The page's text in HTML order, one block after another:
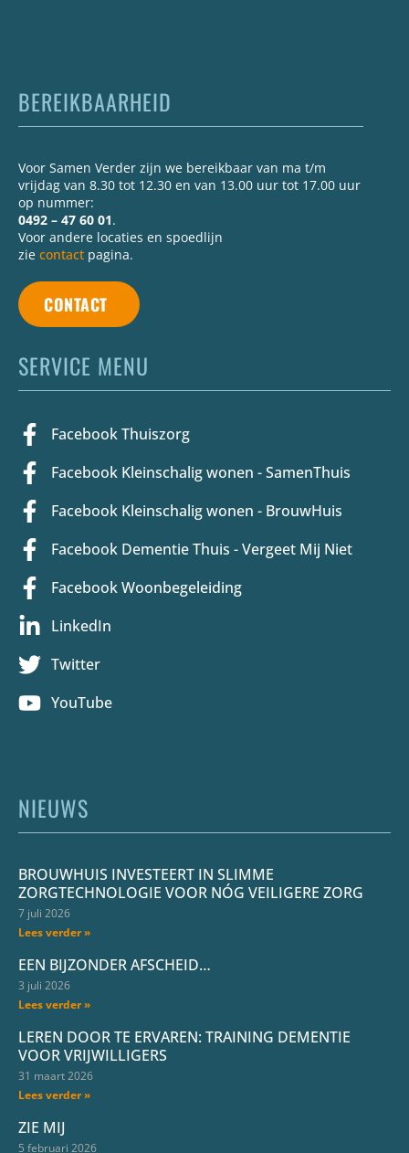
BEREIKBAARHEID
Voor Samen Verder zijn we bereikbaar van ma t/m
vrijdag van 8.30 tot 12.30 en van 13.00 uur tot 17.00 uur
op nummer:
0492 – 47 60 01.
Voor andere locaties en spoedlijn
zie contact pagina.
CONTACT
SERVICE MENU
Facebook Thuiszorg
Facebook Kleinschalig wonen - SamenThuis
Facebook Kleinschalig wonen - BrouwHuis
Facebook Dementie Thuis - Vergeet Mij Niet
Facebook Woonbegeleiding
LinkedIn
Twitter
YouTube
NIEUWS
BROUWHUIS INVESTEERT IN SLIMME
ZORGTECHNOLOGIE VOOR NÓG VEILIGERE ZORG
7 juli 2026
Lees verder »
EEN BIJZONDER AFSCHEID…
3 juli 2026
Lees verder »
LEREN DOOR TE ERVAREN: TRAINING DEMENTIE
VOOR VRIJWILLIGERS
31 maart 2026
Lees verder »
ZIE MIJ
5 februari 2026